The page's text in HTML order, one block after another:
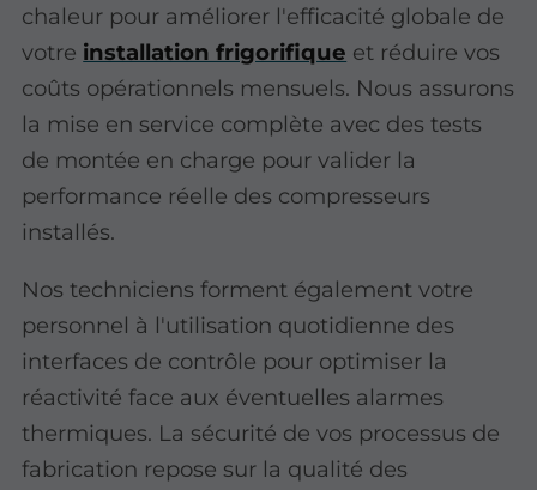
chaleur pour améliorer l'efficacité globale de
votre installation frigorifique et réduire vos
coûts opérationnels mensuels. Nous assurons
la mise en service complète avec des tests
de montée en charge pour valider la
performance réelle des compresseurs
installés.
Nos techniciens forment également votre
personnel à l'utilisation quotidienne des
interfaces de contrôle pour optimiser la
réactivité face aux éventuelles alarmes
thermiques. La sécurité de vos processus de
fabrication repose sur la qualité des